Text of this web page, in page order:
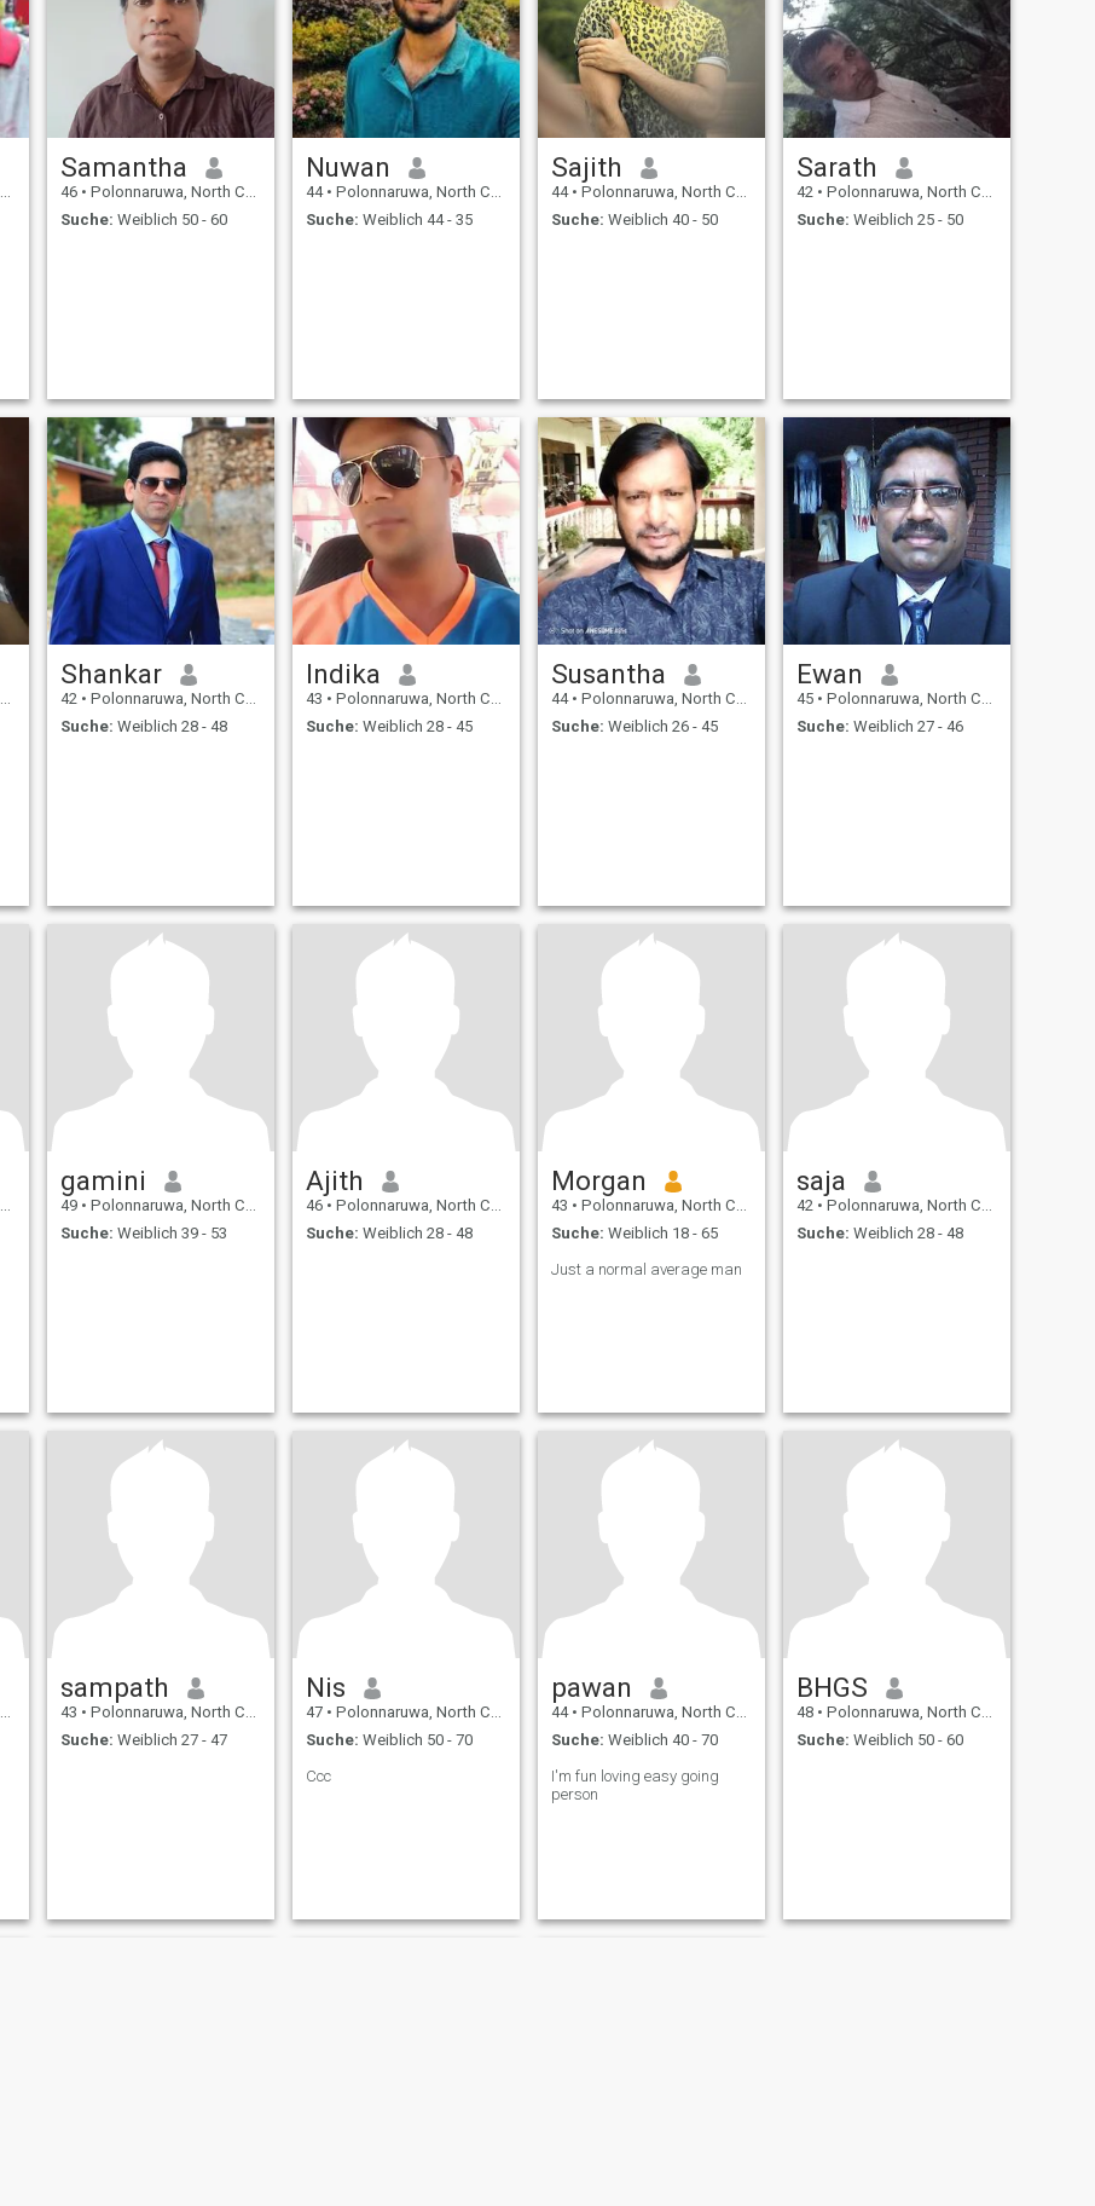
Samantha
46 • Polonnaruwa, North Central, Sri Lanka
Suche: Weiblich 50 - 60
Nuwan
44 • Polonnaruwa, North Central, Sri Lanka
Suche: Weiblich 44 - 35
Sajith
44 • Polonnaruwa, North Central, Sri Lanka
Suche: Weiblich 40 - 50
Sarath
42 • Polonnaruwa, North Central, Sri Lanka
Suche: Weiblich 25 - 50
Shankar
42 • Polonnaruwa, North Central, Sri Lanka
Suche: Weiblich 28 - 48
Indika
43 • Polonnaruwa, North Central, Sri Lanka
Suche: Weiblich 28 - 45
Susantha
44 • Polonnaruwa, North Central, Sri Lanka
Suche: Weiblich 26 - 45
Ewan
45 • Polonnaruwa, North Central, Sri Lanka
Suche: Weiblich 27 - 46
gamini
49 • Polonnaruwa, North Central, Sri Lanka
Suche: Weiblich 39 - 53
Ajith
46 • Polonnaruwa, North Central, Sri Lanka
Suche: Weiblich 28 - 48
Morgan
43 • Polonnaruwa, North Central, Sri Lanka
Suche: Weiblich 18 - 65
Just a normal average man
saja
42 • Polonnaruwa, North Central, Sri Lanka
Suche: Weiblich 28 - 48
sampath
43 • Polonnaruwa, North Central, Sri Lanka
Suche: Weiblich 27 - 47
Nis
47 • Polonnaruwa, North Central, Sri Lanka
Suche: Weiblich 50 - 70
Ccc
pawan
44 • Polonnaruwa, North Central, Sri Lanka
Suche: Weiblich 40 - 70
I'm fun loving easy going
person
BHGS
48 • Polonnaruwa, North Central, Sri Lanka
Suche: Weiblich 50 - 60